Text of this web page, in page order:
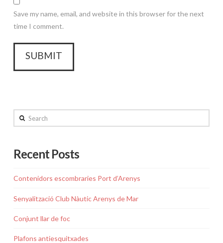
Save my name, email, and website in this browser for the next
time I comment.
Search
Recent Posts
Contenidors escombraries Port d’Arenys
Senyalització Club Nàutic Arenys de Mar
Conjunt llar de foc
Plafons antiesquitxades